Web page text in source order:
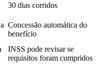
30 dias corridos
Concessão automática do
benefício
INSS pode revisar se
requisitos foram cumpridos